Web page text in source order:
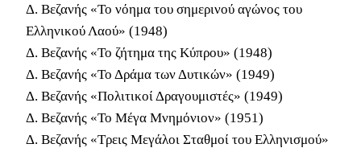
Δ. Βεζανής «Το νόημα του σημερινού αγώνος του
Ελληνικού Λαού» (1948)
Δ. Βεζανής «Το ζήτημα της Κύπρου» (1948)
Δ. Βεζανής «Το Δράμα των Δυτικών» (1949)
Δ. Βεζανής «Πολιτικοί Δραγουμιστές» (1949)
Δ. Βεζανής «Το Μέγα Μνημόνιον» (1951)
Δ. Βεζανής «Τρεις Μεγάλοι Σταθμοί του Ελληνισμού»